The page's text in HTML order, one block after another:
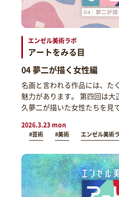
エンゼル美術ラボ
アートをみる目
04 夢二が描く女性編
名画と言われる作品には、た
魅力があります。 第四回は
久夢二が描いた女性たちを見
2026.3.23 mon
#芸術 #美術 エンゼル美術